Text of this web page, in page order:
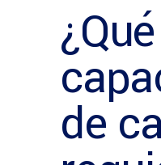
¿Qué
de